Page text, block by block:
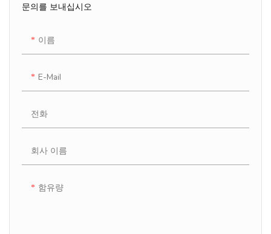
문의를 보내십시오
이름
E-Mail
전화
회사 이름
함유량